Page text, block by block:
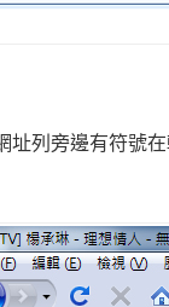
址列旁邊有符號